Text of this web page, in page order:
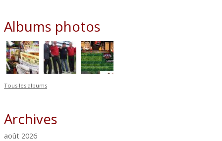
Albums photos
Tous les albums
Archives
août 2026